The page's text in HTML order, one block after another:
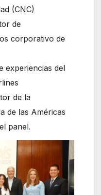
(CNC)
de
corporativo de
experiencias del
de la
de las Américas
panel.